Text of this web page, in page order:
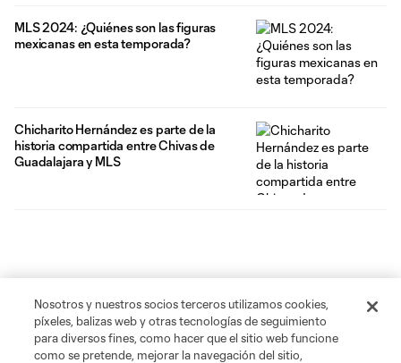
MLS 2024: ¿Quiénes son las figuras
mexicanas en esta temporada?
Chicharito Hernández es parte de la
historia compartida entre Chivas de
Guadalajara y MLS
Nosotros y nuestros socios terceros utilizamos cookies,
píxeles, balizas web y otras tecnologías de seguimiento
para diversos fines, como hacer que el sitio web funcione
como se pretende, mejorar la navegación del sitio,